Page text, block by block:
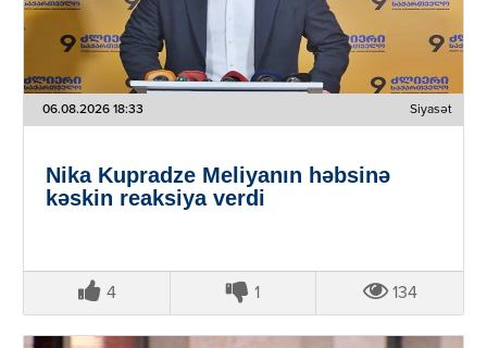
06.08.2026 18:33 Siyasət
Nika Kupradze Meliyanın həbsinə
kəskin reaksiya verdi
4 1 134